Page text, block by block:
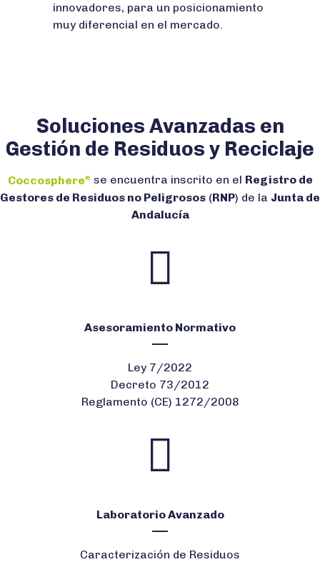
innovadores, para un posicionamiento
muy diferencial en el mercado.
Soluciones Avanzadas en
Gestión de Residuos y Reciclaje
Coccosphere® se encuentra inscrito en el Registro de
Gestores de Residuos no Peligrosos (RNP) de la Junta de
Andalucía
Asesoramiento Normativo
Ley 7/2022
Decreto 73/2012
Reglamento (CE) 1272/2008
Laboratorio Avanzado
Caracterización de Residuos